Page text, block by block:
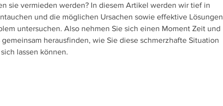
sie vermieden werden? In diesem Artikel werden wir tief in
und die möglichen Ursachen sowie effektive Lösungen
untersuchen. Also nehmen Sie sich einen Moment Zeit und
gemeinsam herausfinden, wie Sie diese schmerzhafte Situation
lassen können.